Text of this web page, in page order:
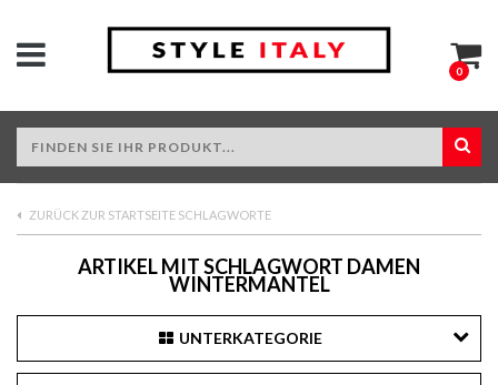
0
ZURÜCK ZUR STARTSEITE SCHLAGWORTE
ARTIKEL MIT SCHLAGWORT DAMEN
WINTERMANTEL
UNTERKATEGORIE